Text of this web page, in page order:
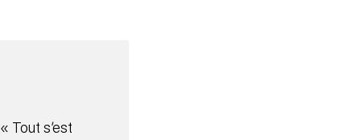
« Tout s’est